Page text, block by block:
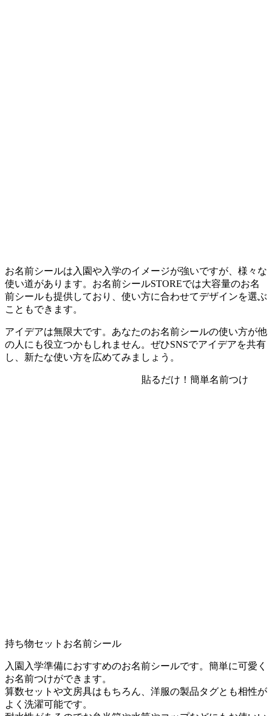
お名前シールは入園や入学のイメージが強いですが、様々な
使い道があります。お名前シールSTOREでは大容量のお名
前シールも提供しており、使い方に合わせてデザインを選ぶ
こともできます。
アイデアは無限大です。あなたのお名前シールの使い方が他
の人にも役立つかもしれません。ぜひSNSでアイデアを共有
し、新たな使い方を広めてみましょう。
貼るだけ！簡単名前つけ
持ち物セットお名前シール
入園入学準備におすすめのお名前シールです。簡単に可愛く
お名前つけができます。
算数セットや文房具はもちろん、洋服の製品タグとも相性が
よく洗濯可能です。